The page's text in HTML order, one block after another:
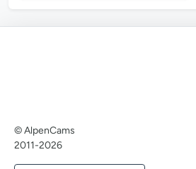
© AlpenCams
2011-2026